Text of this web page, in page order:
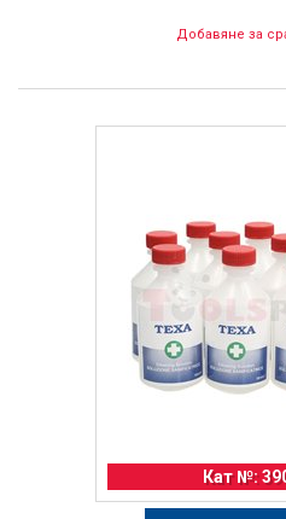
Добавяне за
Кат №: